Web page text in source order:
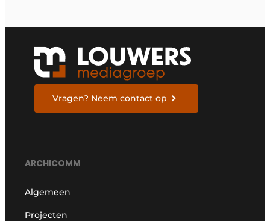
Vragen? Neem contact op
ARCHICOMM
Algemeen
Projecten